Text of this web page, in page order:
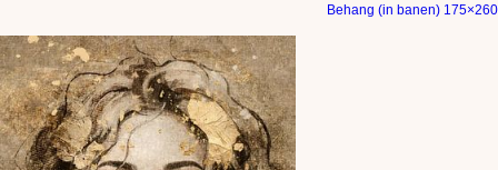
Behang (in banen) 175×260